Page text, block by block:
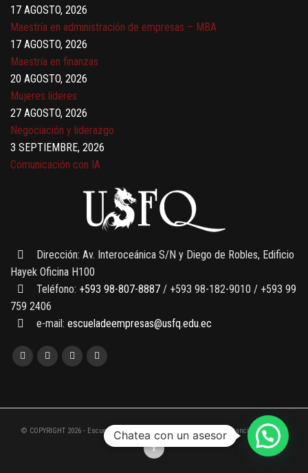
17 AGOSTO, 2026
Maestría en administración de empresas – MBA
17 AGOSTO, 2026
Maestría en finanzas
20 AGOSTO, 2026
Mujeres líderes
27 AGOSTO, 2026
Negociación y liderazgo
3 SEPTIEMBRE, 2026
Comunicación con IA
Gobernanza de datos
13 AGOSTO, 2026
Finanzas para no financieros
Dirección: Av. Interoceánica S/N y Diego de Robles, Edificio
Hayek Oficina H100
Teléfono: +593 98-807-8887 / +593 98-182-9010 / +593 99
759 2406
e-mail: escueladeempresas@usfq.edu.ec
© COPYRIGHT 2026 - Escuela de Empresas de la Universidad San Francisco de Quito
Chatea con un asesor